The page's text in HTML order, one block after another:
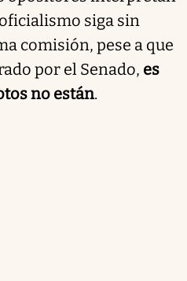
siga sin
comisión, pese a que
por el Senado, es
no están.